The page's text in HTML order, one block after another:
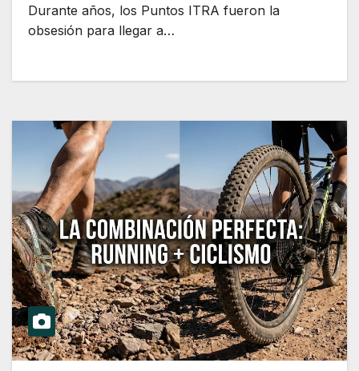
Durante años, los Puntos ITRA fueron la
obsesión para llegar a…